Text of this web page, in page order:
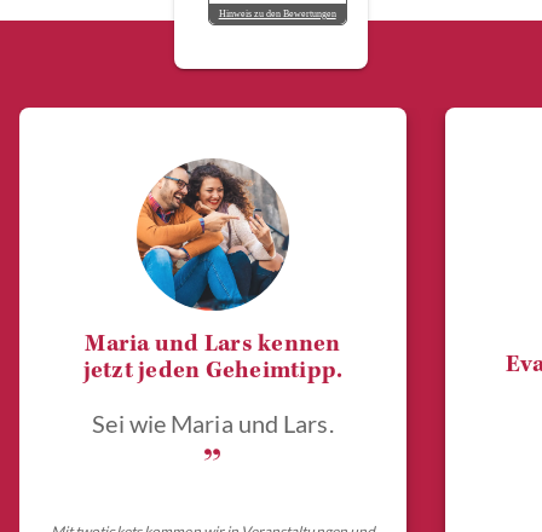
Hinweis zu den Bewertungen
Maria und Lars kennen
jetzt jeden Geheimtipp.
Sei wie Maria und Lars.
„